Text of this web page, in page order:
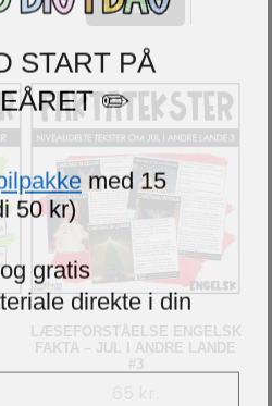
LÆS MERE
LÆSEFORSTÅELSE ENGELSK
FAKTA – JUL I ANDRE LANDE
#3
START PÅ
✏️
med 15
50 kr)
gratis
direkte i din